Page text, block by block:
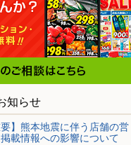
知らせ
要】熊本地震に伴う店舗の営
載情報への影響について